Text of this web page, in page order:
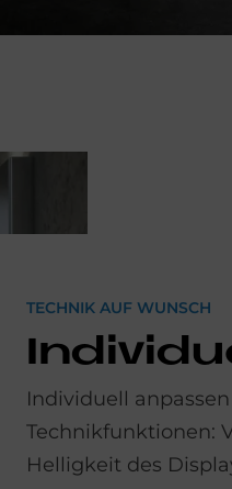
TECHNIK AUF WUNSCH
Individuell
Technikfunktionen:
Helligkeit des